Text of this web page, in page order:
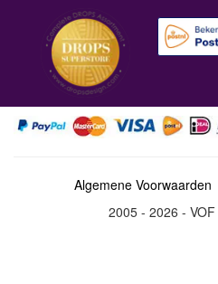
Algemene Voorwaarden
2005 - 2026 -